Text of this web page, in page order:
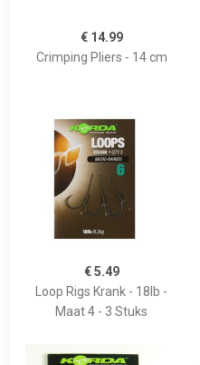
€ 14.99
Crimping Pliers - 14 cm
€ 5.49
Loop Rigs Krank - 18lb -
Maat 4 - 3 Stuks